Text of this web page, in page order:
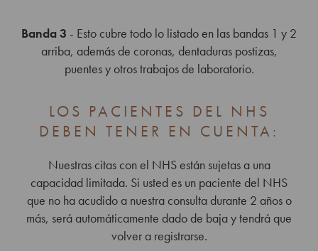
Banda 3 - Esto cubre todo lo listado en las bandas 1 y 2
arriba, además de coronas, dentaduras postizas,
puentes y otros trabajos de laboratorio.
LOS PACIENTES DEL NHS
DEBEN TENER EN CUENTA:
Nuestras citas con el NHS están sujetas a una
capacidad limitada. Si usted es un paciente del NHS
que no ha acudido a nuestra consulta durante 2 años o
más, será automáticamente dado de baja y tendrá que
volver a registrarse.